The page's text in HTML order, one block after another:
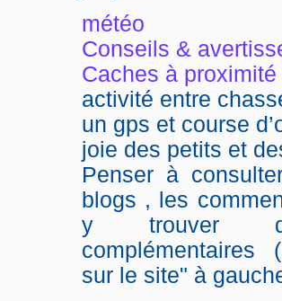
météo
Conseils &
Caches à proximité
activité entre
un gps et course
joie des petits et
Penser à
blogs , les
y trouver
complémentaires
sur le site" à